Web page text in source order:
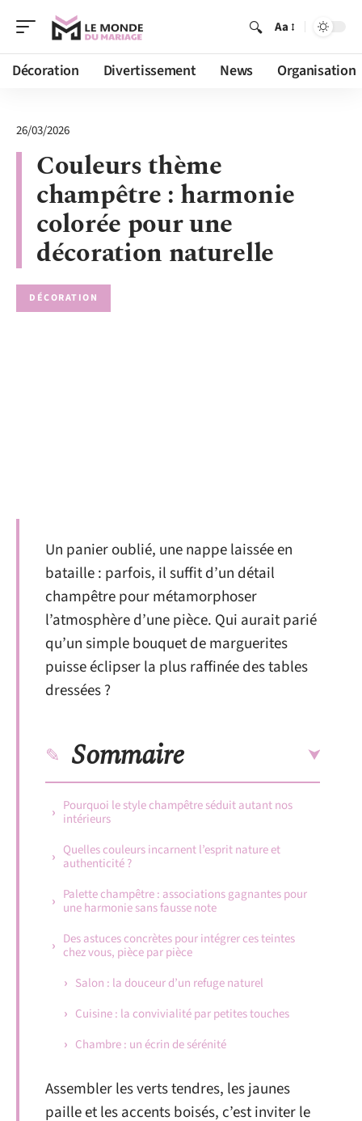
Aa
Décoration Divertissement News Organisation
26/03/2026
Couleurs thème
champêtre : harmonie
colorée pour une
décoration naturelle
DÉCORATION
Un panier oublié, une nappe laissée en
bataille : parfois, il suffit d’un détail
champêtre pour métamorphoser
l’atmosphère d’une pièce. Qui aurait parié
qu’un simple bouquet de marguerites
puisse éclipser la plus raffinée des tables
dressées ?
Sommaire
Pourquoi le style champêtre séduit autant nos
intérieurs
Quelles couleurs incarnent l’esprit nature et
authenticité ?
Palette champêtre : associations gagnantes pour
une harmonie sans fausse note
Des astuces concrètes pour intégrer ces teintes
chez vous, pièce par pièce
Salon : la douceur d’un refuge naturel
Cuisine : la convivialité par petites touches
Chambre : un écrin de sérénité
Assembler les verts tendres, les jaunes
paille et les accents boisés, c’est inviter le